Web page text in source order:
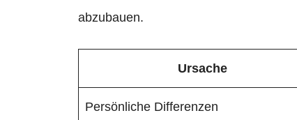
abzubauen.
Ursache
Persönliche Differenzen